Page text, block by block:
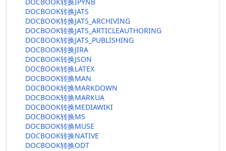
DOCBOOK转换JATS
DOCBOOK转换JATS_ARCHIVING
DOCBOOK转换JATS_ARTICLEAUTHORING
DOCBOOK转换JATS_PUBLISHING
DOCBOOK转换JIRA
DOCBOOK转换JSON
DOCBOOK转换LATEX
DOCBOOK转换MAN
DOCBOOK转换MARKDOWN
DOCBOOK转换MARKUA
DOCBOOK转换MEDIAWIKI
DOCBOOK转换MS
DOCBOOK转换MUSE
DOCBOOK转换NATIVE
DOCBOOK转换ODT